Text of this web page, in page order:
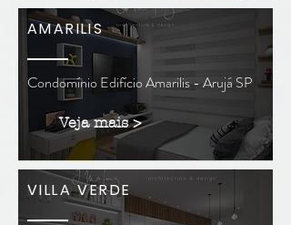
AMARILIS
Condomínio Edifício Amarilis - Arujá SP
Veja mais >
VILLA VERDE